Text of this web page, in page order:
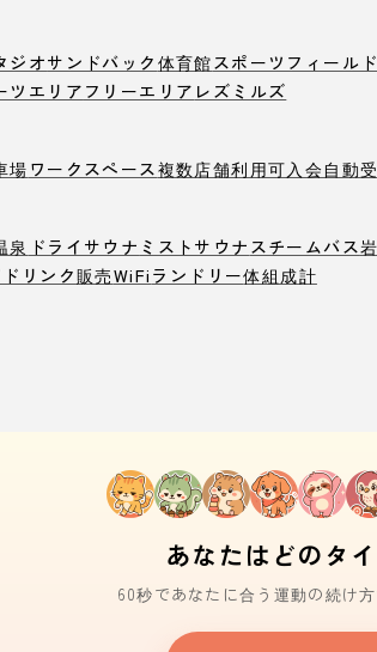
ジオサンドバック 体育館スポーツフィールド
ツエリア フリーエリア レズミルズ
場 ワークスペース複数店舗利用可入会自動
泉 ドライサウナ ミストサウナ スチームバス
リンク販売WiFi ランドリー体組成計
あなたはどのタ
60秒であなたに合う運動の続け